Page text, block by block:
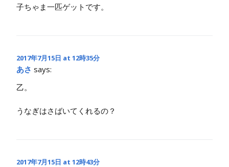
子ちゃま一匹ゲットです。
2017年7月15日 at 12時35分
あさ says:
乙。
うなぎはさばいてくれるの？
2017年7月15日 at 12時43分